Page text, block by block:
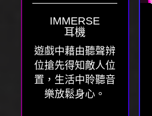
IMMERSE
耳機
遊戲中藉由聽聲辨
位搶先得知敵人位
置，生活中聆聽音
樂放鬆身心。